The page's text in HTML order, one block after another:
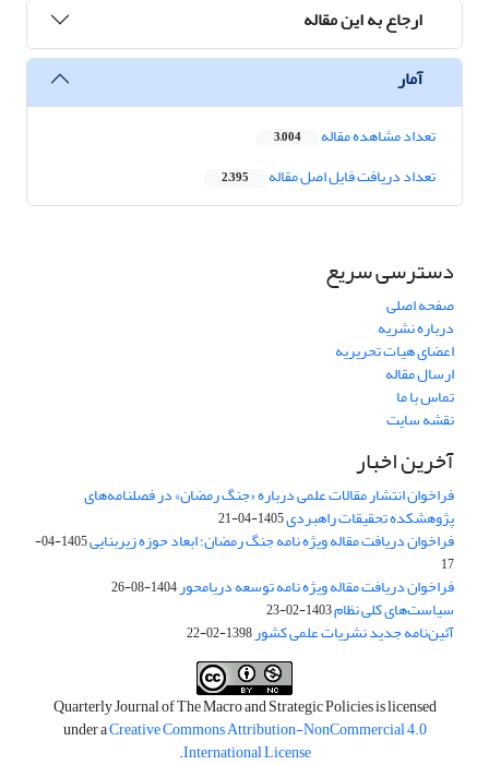
ارجاع به این مقاله
آمار
تعداد مشاهده مقاله 3,004
تعداد دریافت فایل اصل مقاله 2,395
دسترسی سریع
صفحه اصلی
درباره نشریه
اعضای هیات تحریریه
ارسال مقاله
تماس با ما
نقشه سایت
آخرین اخبار
فراخوان انتشار مقالات علمی درباره «جنگ رمضان» در فصلنامه‌های
پژوهشکده تحقیقات راهبردی1405-04-21
فراخوان دریافت مقاله ویژه نامه جنگ رمضان؛ ابعاد حوزه زیربنایی
1405-04-
17
فراخوان دریافت مقاله ویژه نامه توسعه دریامحور1404-08-26
سیاست‌های کلی نظام1403-02-23
آئین‌نامه جدید نشریات علمی کشور1398-02-22
Quarterly Journal of The Macro and Strategic Policies is licensed
under aCreative Commons Attribution-NonCommercial 4.0
International License
.